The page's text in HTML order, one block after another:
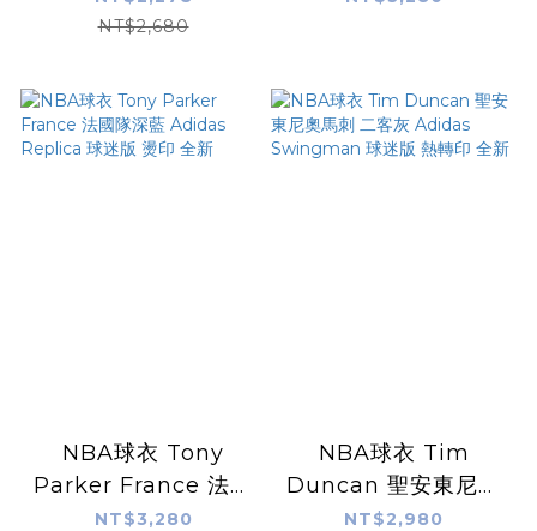
Replica 球迷版 燙印
NT$2,680
NBA球衣 Tony
Parker France 法國
隊深藍 Adidas
NT$3,280
NBA球衣 Tim
Duncan 聖安東尼奧
馬刺 二客灰 Adidas
NT$2,980